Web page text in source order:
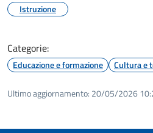
Istruzione
Categorie:
Educazione e formazione Cultura e
Ultimo aggiornamento: 20/05/2026